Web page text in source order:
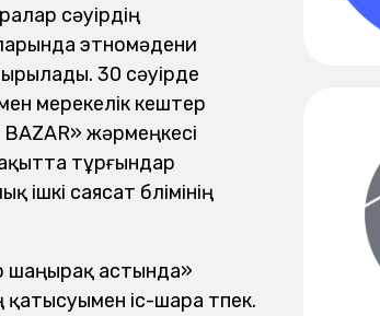
сәуірдің
этномәдени
30 сәуірде
мерекелік кештер
BAZAR» жәрмеңкесі
тұрғындар
саясат бөлімінің
шаңырақ астында»
қатысуымен іс-шара өтпек.